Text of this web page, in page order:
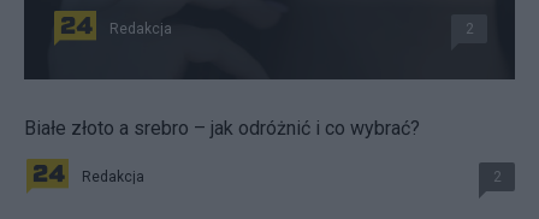
Redakcja 2
Białe złoto a srebro – jak odróżnić i co wybrać?
Redakcja 2